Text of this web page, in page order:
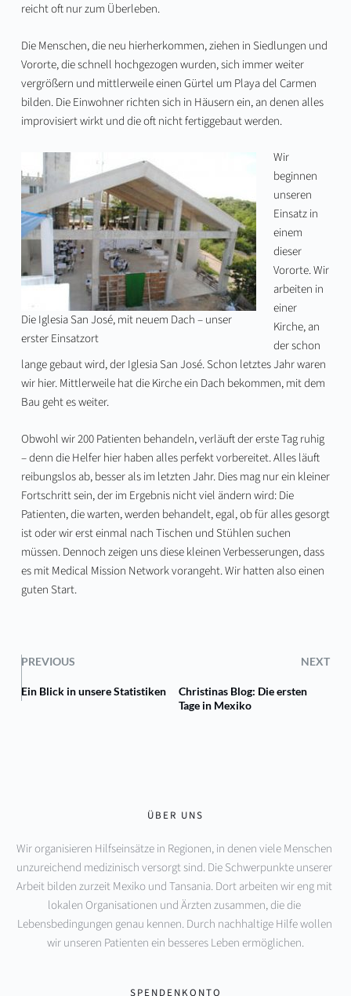
reicht oft nur zum Überleben.
Die Menschen, die neu hierherkommen, ziehen in Siedlungen und
Vororte, die schnell hochgezogen wurden, sich immer weiter
vergrößern und mittlerweile einen Gürtel um Playa del Carmen
bilden. Die Einwohner richten sich in Häusern ein, an denen alles
improvisiert wirkt und die oft nicht fertiggebaut werden.
Die Iglesia San José, mit neuem Dach – unser
erster Einsatzort
Wir
beginnen
unseren
Einsatz in
einem
dieser
Vororte. Wir
arbeiten in
einer
Kirche, an
der schon
lange gebaut wird, der Iglesia San José. Schon letztes Jahr waren
wir hier. Mittlerweile hat die Kirche ein Dach bekommen, mit dem
Bau geht es weiter.
Obwohl wir 200 Patienten behandeln, verläuft der erste Tag ruhig
– denn die Helfer hier haben alles perfekt vorbereitet. Alles läuft
reibungslos ab, besser als im letzten Jahr. Dies mag nur ein kleiner
Fortschritt sein, der im Ergebnis nicht viel ändern wird: Die
Patienten, die warten, werden behandelt, egal, ob für alles gesorgt
ist oder wir erst einmal nach Tischen und Stühlen suchen
müssen. Dennoch zeigen uns diese kleinen Verbesserungen, dass
es mit Medical Mission Network vorangeht. Wir hatten also einen
guten Start.
PREVIOUS NEXT
Ein Blick in unsere Statistiken
Christinas Blog: Die ersten
Tage in Mexiko
ÜBER UNS
Wir organisieren Hilfseinsätze in Regionen, in denen viele Menschen
unzureichend medizinisch versorgt sind. Die Schwerpunkte unserer
Arbeit bilden zurzeit Mexiko und Tansania. Dort arbeiten wir eng mit
lokalen Organisationen und Ärzten zusammen, die die
Lebensbedingungen genau kennen. Durch nachhaltige Hilfe wollen
wir unseren Patienten ein besseres Leben ermöglichen.
SPENDENKONTO